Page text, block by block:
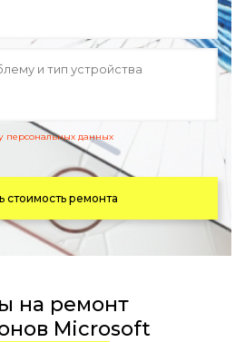
персональных данных
стоимость ремонта
на ремонт
Microsoft